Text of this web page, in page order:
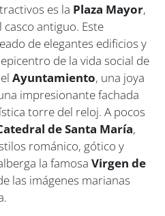
es la Plaza Mayor,
antiguo. Este
de elegantes edificios y
de la vida social de
Ayuntamiento, una joya
impresionante fachada
torre del reloj. A pocos
de Santa María,
románico, gótico y
la famosa Virgen de
las imágenes marianas